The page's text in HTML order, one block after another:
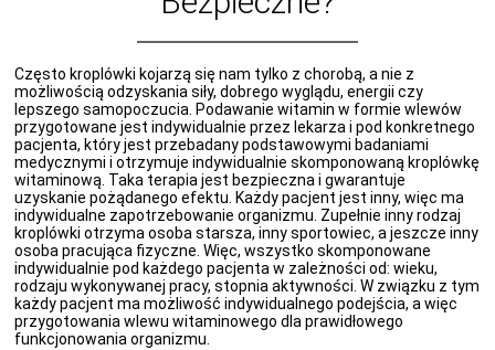
Często kroplówki kojarzą się nam tylko z chorobą, a nie z
możliwością odzyskania siły, dobrego wyglądu, energii czy
lepszego samopoczucia. Podawanie witamin w formie wlewów
przygotowane jest indywidualnie przez lekarza i pod konkretnego
pacjenta, który jest przebadany podstawowymi badaniami
medycznymi i otrzymuje indywidualnie skomponowaną kroplówkę
witaminową. Taka terapia jest bezpieczna i gwarantuje
uzyskanie pożądanego efektu. Każdy pacjent jest inny, więc ma
indywidualne zapotrzebowanie organizmu. Zupełnie inny rodzaj
kroplówki otrzyma osoba starsza, inny sportowiec, a jeszcze inny
osoba pracująca fizyczne. Więc, wszystko skomponowane
indywidualnie pod każdego pacjenta w zależności od: wieku,
rodzaju wykonywanej pracy, stopnia aktywności. W związku z tym
każdy pacjent ma możliwość indywidualnego podejścia, a więc
przygotowania wlewu witaminowego dla prawidłowego
funkcjonowania organizmu.